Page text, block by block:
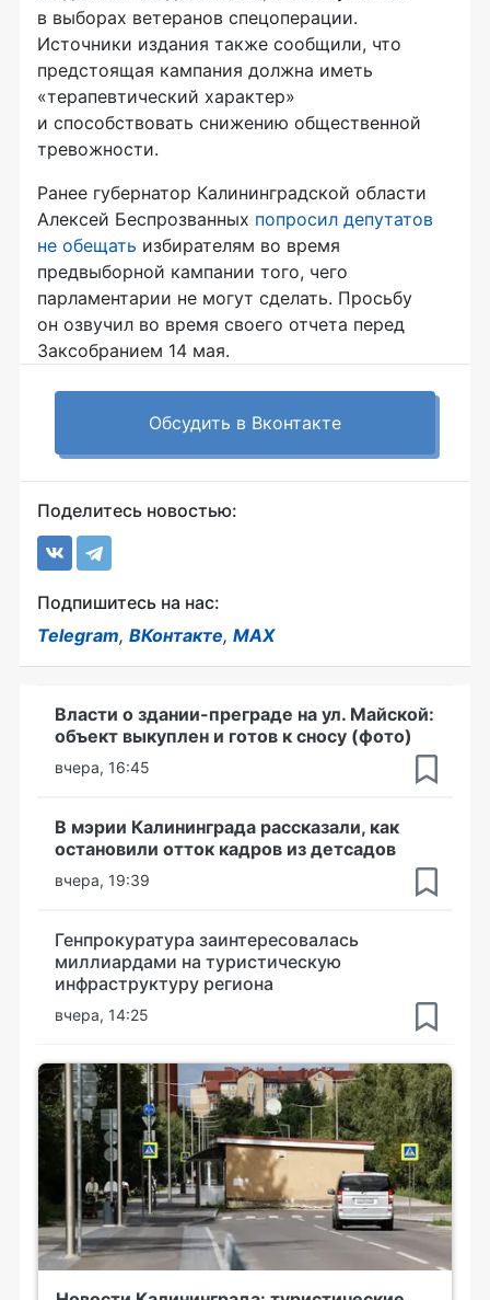
в выборах ветеранов спецоперации.
Источники издания также сообщили, что
предстоящая кампания должна иметь
«терапевтический характер»
и способствовать снижению общественной
тревожности.
Ранее губернатор Калининградской области
Алексей Беспрозванных попросил депутатов
не обещать избирателям во время
предвыборной кампании того, чего
парламентарии не могут сделать. Просьбу
он озвучил во время своего отчета перед
Заксобранием 14 мая.
Обсудить в Вконтакте
Поделитесь новостью:
Подпишитесь на нас:
Telegram, ВКонтакте, MAX
Власти о здании-преграде на ул. Майской:
объект выкуплен и готов к сносу (фото)
вчера, 16:45
В мэрии Калининграда рассказали, как
остановили отток кадров из детсадов
вчера, 19:39
Генпрокуратура заинтересовалась
миллиардами на туристическую
инфраструктуру региона
вчера, 14:25